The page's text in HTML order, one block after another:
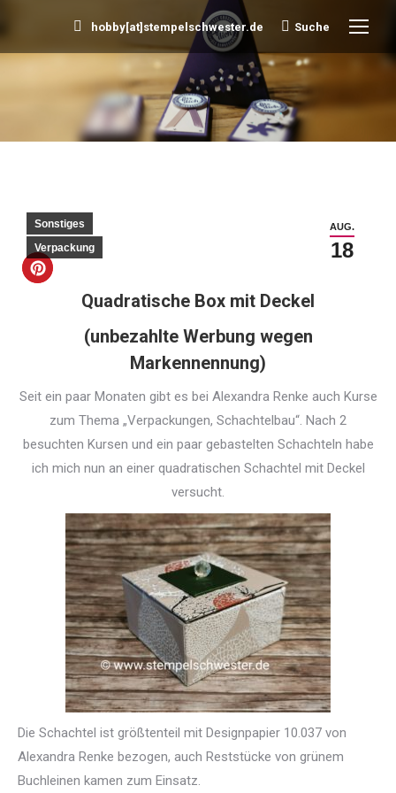
hobby[at]stempelschwester.de Search:
Suche
Sie befinden sich hier:
AUG.
18
Sonstiges
Verpackung
Quadratische Box mit Deckel
(unbezahlte Werbung wegen
Markennennung)
Seit ein paar Monaten gibt es bei Alexandra Renke auch Kurse
zum Thema „Verpackungen, Schachtelbau“. Nach 2
besuchten Kursen und ein paar gebastelten Schachteln habe
ich mich nun an einer quadratischen Schachtel mit Deckel
versucht.
Die Schachtel ist größtenteil mit Designpapier 10.037 von
Alexandra Renke bezogen, auch Reststücke von grünem
Buchleinen kamen zum Einsatz.